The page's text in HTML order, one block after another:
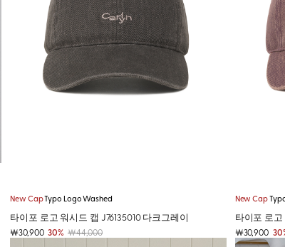
New CapTypo Logo Washed
타이포 로고 워시드 캡 J76135010 다크그레이
￦30,900 30% ￦44,000
New Cap
타이포 로고
￦30,900